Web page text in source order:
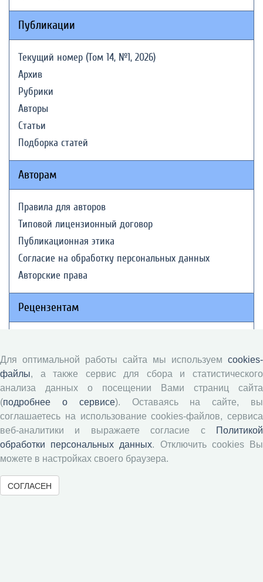
Публикации
Текущий номер (Том 14, №1, 2026)
Архив
Рубрики
Авторы
Статьи
Подборка статей
Авторам
Правила для авторов
Типовой лицензионный договор
Публикационная этика
Согласие на обработку персональных данных
Авторские права
Рецензентам
Положение о рецензировании
Форма рецензии
Журналы ВолНЦ РАН
Экономические и социальные перемены
Проблемы развития территории
Вопросы территориального развития
Социальное пространство
Для оптимальной работы сайта мы используем cookies-
файлы, а также сервис для сбора и статистического
анализа данных о посещении Вами страниц сайта
(подробнее о сервисе). Оставаясь на сайте, вы
соглашаетесь на использование cookies-файлов, сервиса
веб-аналитики и выражаете согласие с
Политикой
обработки персональных данных. Отключить cookies Вы
можете в настройках своего браузера.
СОГЛАСЕН